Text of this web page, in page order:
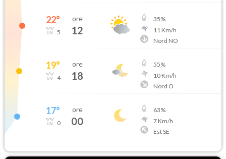
22°
5
ore
12
35%
11 Km/h
Nord NO
19°
4
ore
18
55%
10Km/h
Nord O
17°
0
ore
00
63%
7Km/h
Est SE